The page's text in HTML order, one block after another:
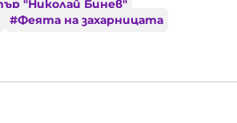
"Николай Бинев"
#Феята на захарницата